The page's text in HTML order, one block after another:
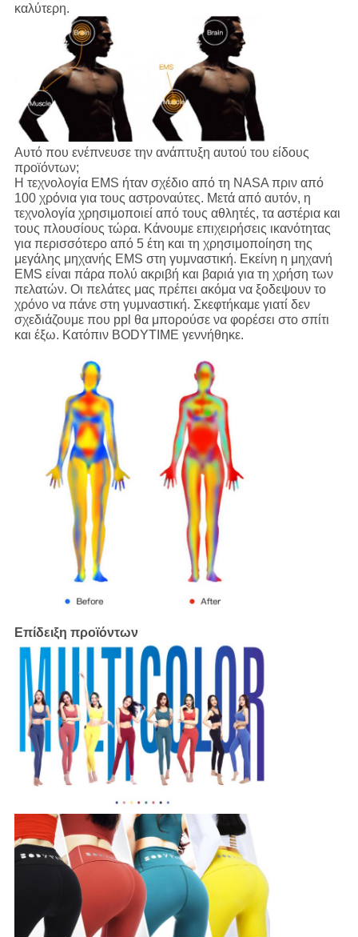
καλύτερη.
Αυτό που ενέπνευσε την ανάπτυξη αυτού του είδους
προϊόντων;
Η τεχνολογία EMS ήταν σχέδιο από τη NASA πριν από
100 χρόνια για τους αστροναύτες. Μετά από αυτόν, η
τεχνολογία χρησιμοποιεί από τους αθλητές, τα αστέρια και
τους πλουσίους τώρα. Κάνουμε επιχειρήσεις ικανότητας
για περισσότερο από 5 έτη και τη χρησιμοποίηση της
μεγάλης μηχανής EMS στη γυμναστική. Εκείνη η μηχανή
EMS είναι πάρα πολύ ακριβή και βαριά για τη χρήση των
πελατών. Οι πελάτες μας πρέπει ακόμα να ξοδεψουν το
χρόνο να πάνε στη γυμναστική. Σκεφτήκαμε γιατί δεν
σχεδιάζουμε που ppl θα μπορούσε να φορέσει στο σπίτι
και έξω. Κατόπιν BODYTIME γεννήθηκε.
Επίδειξη προϊόντων